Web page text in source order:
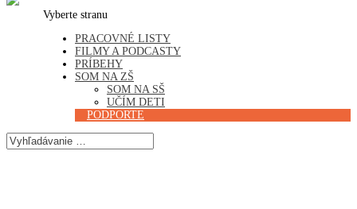
Vyberte stranu
PRACOVNÉ LISTY
FILMY A PODCASTY
PRÍBEHY
SOM NA ZŠ
SOM NA SŠ
UČÍM DETI
PODPORTE